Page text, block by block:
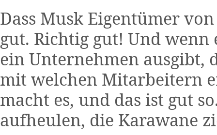
Dass Musk Eigentümer
gut. Richtig gut! Und
ein Unternehmen ausgibt,
mit welchen Mitarbeitern
macht es, und das ist gut
aufheulen, die Karawane